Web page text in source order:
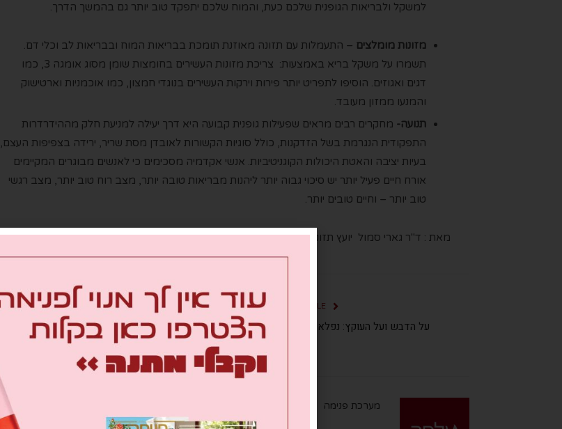
למשקל ולבריאות הגופנית שלכם כעת, והמוח שלכם יתפקד טוב יותר גם בהמשך הדרך.
מזונות מומלצים – התעמלות עם תזונה מאוזנת תומכת בבריאות המוח ובבריאות לב וכלי דם.
תשמרו על משקל בריא באמצעות: צריכת מזונות העשירים בחומצות שומן מסוג אומגה 3, כמו
דגים ואגוזים. הוסיפו לתפריט יותר פירות וירקות העשירים בנוגדי חמצון, כמו אוכמניות וארטישוק
והמנעו ממזון מעובד.
תנועה- מחקרים רבים מראים שפעילות גופנית קבועה היא דרך יעילה למניעת חלק מההידרדרות
התפקודית הנגרמת בשל הזדקנות, כולל סוגיות הקשורות לאובדן מסת שריר, ירידה בצפיפות העצם,
בעיות יציבה והאטת היכולות הקוגניטיביות. אנשי אקדמיה מסכימים כי לאנשים מבוגרים המקיימים
אורח חיים פעיל יותר יש סיכוי גבוה יותר ליהנות מבריאות טובה יותר, מצב רוח טוב יותר, מצב רגשי
טוב יותר – וחיים טובים יותר.
מאת : ד"ר גארי סמול יועץ תזונה בחברת הרבלייף
על הדבש ועל העוקץ: נפלאות הדבש והרימון
בעולם הטיפוח
NEXT ARTICLE
בשנה הבאה נשב על המרפסת: סלט פסטה עם
רימונים
מערכת פנימה